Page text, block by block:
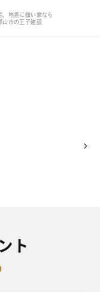
、地震に強い家なら
山市の王子建設
ト